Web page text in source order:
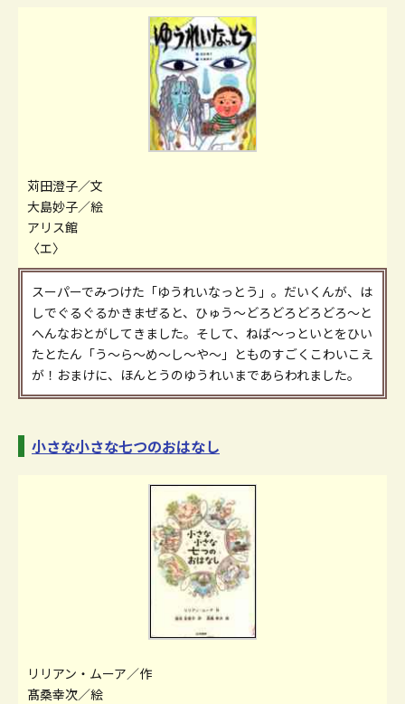
苅田澄子／文
大島妙子／絵
アリス館
〈エ〉
スーパーでみつけた「ゆうれいなっとう」。だいくんが、は
しでぐるぐるかきまぜると、ひゅう～どろどろどろどろ～と
へんなおとがしてきました。そして、ねば～っといとをひい
たとたん「う～ら～め～し～や～」とものすごくこわいこえ
が！おまけに、ほんとうのゆうれいまであらわれました。
小さな小さな七つのおはなし
リリアン・ムーア／作
髙桑幸次／絵